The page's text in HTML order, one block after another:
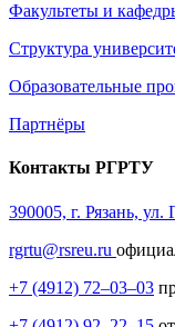
Факультеты и
Структура
Образовательные
Партнёры
Контакты РГРТУ
390005, г. Рязань, ул.
rgrtu@rsreu.ru
+7 (4912) 72–03–03